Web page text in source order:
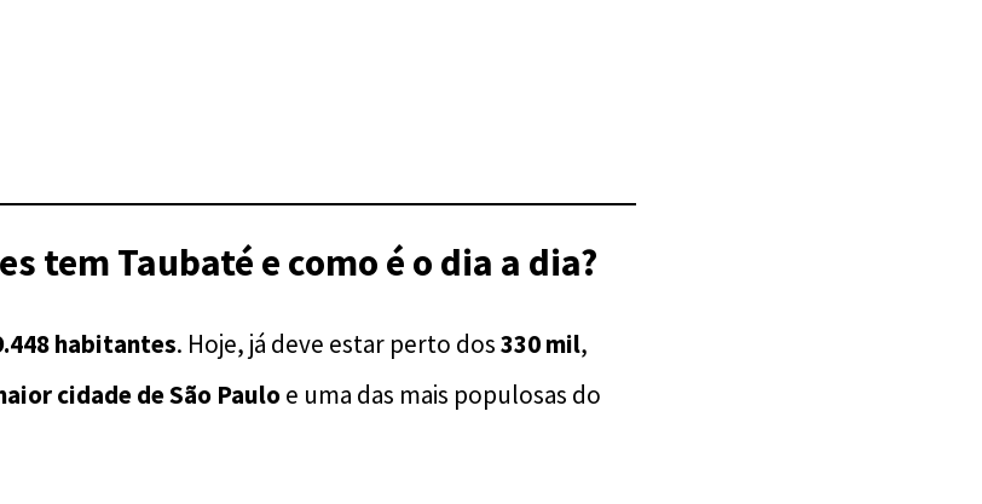
tem Taubaté e como é o dia a dia?
habitantes. Hoje, já deve estar perto dos330 mil,
cidade de São Pauloe uma das mais populosas do